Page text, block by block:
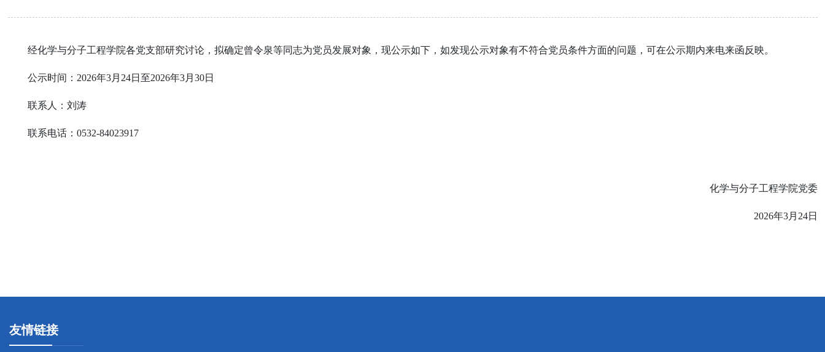
经化学与分子工程学院各党支部研究讨论，拟确定曾令泉等同志为党员发展对象，现公示如下，如发现公示对象有不符合党员条件方面的问题，可在公示期内来电来函反映。
公示时间： 2026年3月 24日至2026年3月 30日
联系人：刘涛
联系电话： 0532-84023917
化学与分子工程学院党委
2026年3月 24日
友情链接